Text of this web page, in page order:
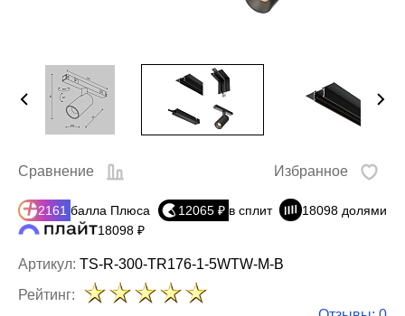
Артикул: TS-R-300-TR176-1-5WTW-M-B
Сравнение Избранное
2161 балла Плюса 12065 ₽ в сплит
18098 долями
18098 ₽
Рейтинг: